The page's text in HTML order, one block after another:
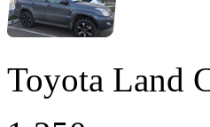
Toyota Land